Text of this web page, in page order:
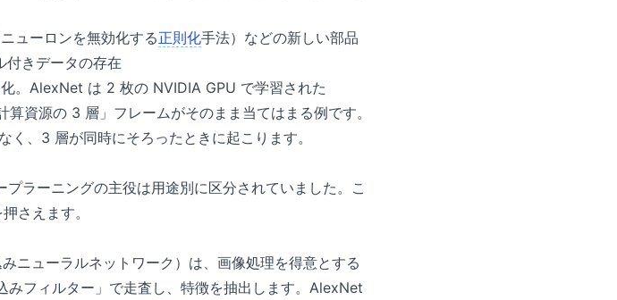
ニューロンを無効化する正則化手法）などの新しい部品
付きデータの存在
。AlexNet は 2 枚の NVIDIA GPU で学習された
資源の 3 層」フレームがそのまま当てはまる例です。
、3 層が同時にそろったときに起こります。
ラーニングの主役は用途別に区分されていました。こ
さえます。
ューラルネットワーク）は、画像処理を得意とする
みフィルター」で走査し、特徴を抽出します。AlexNet